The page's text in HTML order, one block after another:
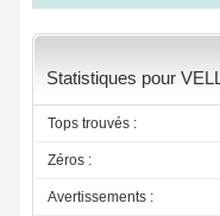
Statistiques pour
Tops trouvés :
Zéros :
Avertissements :